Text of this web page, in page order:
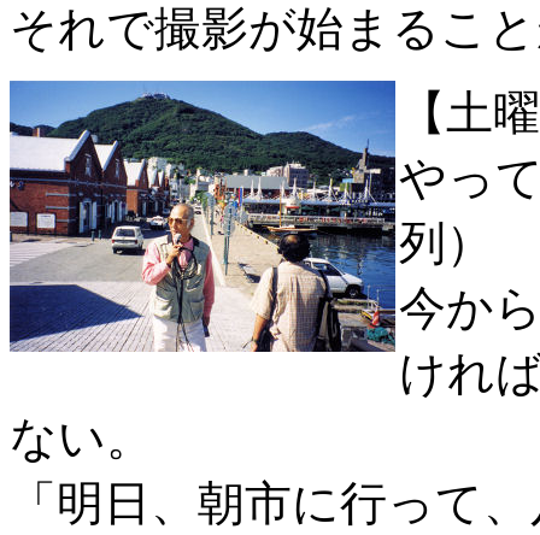
それで撮影が始まるこ
【土
やっ
列）
今か
けれ
ない。
「明日、朝市に行って